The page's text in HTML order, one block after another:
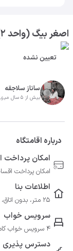
اصغر بیگ (واحد 2)، در رابر
تعیین نشده
ساناز سلاجقه
بیش از 5 سال میزبان اتاقک
درباره اقامتگاه
امکان پرداخت
امکان پرداخت
اطلاعات بنا
25 متر، بدون اتاق، فلت، پارکینگ روباز
سرویس خواب
4 سرویس خواب کامل، 4 پتو
دسترس پذیری